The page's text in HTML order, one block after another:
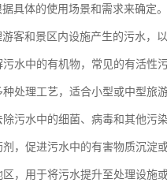
具体的使用场景和需求来确定。
客和景区内设施产生的污水，
水中的有机物，常见的有活性
处理工艺，适合小型或中型旅
污水中的细菌、病毒和其他污染
，促进污水中的有害物质沉淀
，用于将污水提升至处理设施或